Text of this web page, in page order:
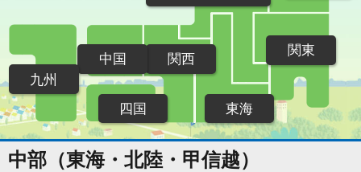
関東
東海
関西
中国
四国
九州
中部（東海・北陸・甲信越）